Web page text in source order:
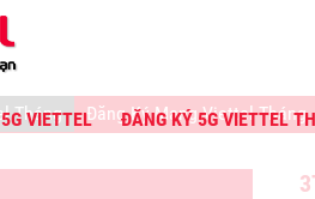
VIETTEL ĐĂNG KÝ 5G VIETTEL
Tháng Đăng Ký Mạng Viettel Tháng